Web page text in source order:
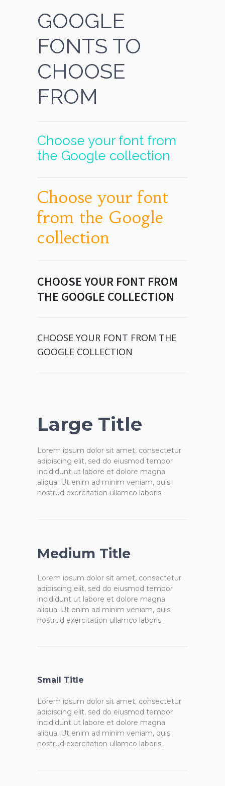
GOOGLE
FONTS TO
CHOOSE
FROM
Choose your font from
the Google collection
Choose your font
from the Google
collection
CHOOSE YOUR FONT FROM
THE GOOGLE COLLECTION
CHOOSE YOUR FONT FROM THE
GOOGLE COLLECTION
Large Title
Lorem ipsum dolor sit amet, consectetur
adipiscing elit, sed do eiusmod tempor
incididunt ut labore et dolore magna
aliqua. Ut enim ad minim veniam, quis
nostrud exercitation ullamco laboris.
Medium Title
Lorem ipsum dolor sit amet, consectetur
adipiscing elit, sed do eiusmod tempor
incididunt ut labore et dolore magna
aliqua. Ut enim ad minim veniam, quis
nostrud exercitation ullamco laboris.
Small Title
Lorem ipsum dolor sit amet, consectetur
adipiscing elit, sed do eiusmod tempor
incididunt ut labore et dolore magna
aliqua. Ut enim ad minim veniam, quis
nostrud exercitation ullamco laboris.